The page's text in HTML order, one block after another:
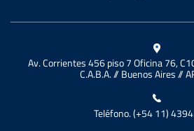
Av. Corrientes 456 piso 7 Oficina 76,
C.A.B.A. // Buenos Aires //
Teléfono. (+54 11)